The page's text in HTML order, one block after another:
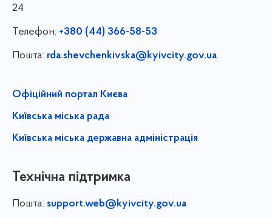
24
Телефон: +380 (44) 366-58-53
Пошта: rda.shevchenkivska@kyivcity.gov.ua
Офіційний портал Києва
Київська міська рада
Київська міська державна адміністрація
Технічна підтримка
Пошта: support.web@kyivcity.gov.ua